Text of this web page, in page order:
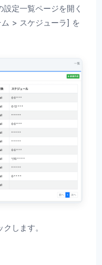
定一覧ページを開く
> スケジューラ] を
します。